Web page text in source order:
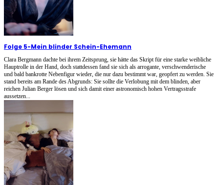
Folge 5-Mein blinder Schein-Ehemann
Clara Bergmann dachte bei ihrem Zeitsprung, sie hätte das Skript für eine starke weibliche
Hauptrolle in der Hand, doch stattdessen fand sie sich als arrogante, verschwenderische
und bald bankrotte Nebenfigur wieder, die nur dazu bestimmt war, geopfert zu werden. Sie
stand bereits am Rande des Abgrunds: Sie sollte die Verlobung mit dem blinden, aber
reichen Julian Berger lösen und sich damit einer astronomisch hohen Vertragsstrafe
aussetzen...